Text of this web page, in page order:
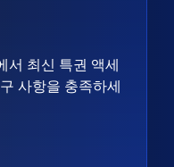
서 최신 특권 액세
사항을 충족하세